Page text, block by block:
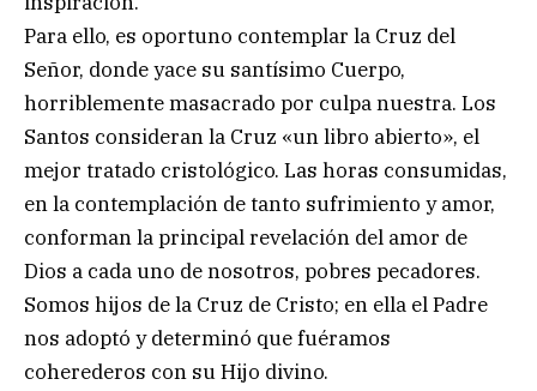
Para ello, es oportuno contemplar la Cruz del
Señor, donde yace su santísimo Cuerpo,
horriblemente masacrado por culpa nuestra. Los
Santos consideran la Cruz «un libro abierto», el
mejor tratado cristológico. Las horas consumidas,
en la contemplación de tanto sufrimiento y amor,
conforman la principal revelación del amor de
Dios a cada uno de nosotros, pobres pecadores.
Somos hijos de la Cruz de Cristo; en ella el Padre
nos adoptó y determinó que fuéramos
coherederos con su Hijo divino.